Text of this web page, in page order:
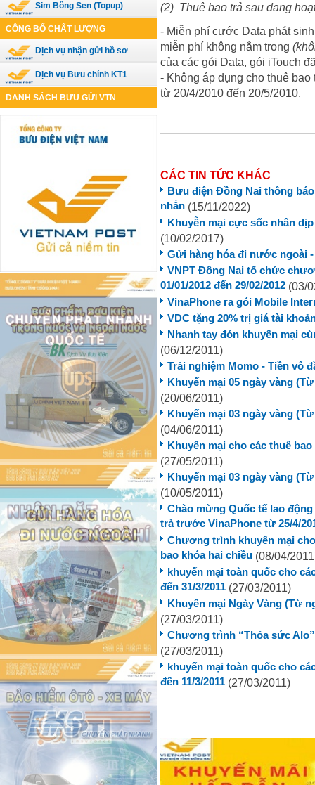
Sim Bông Sen (Topup)
CÔNG BỐ CHẤT LƯỢNG
Dịch vụ nhận gửi hồ sơ
Dịch vụ Bưu chính KT1
DANH SÁCH BƯU GỬI VTN
(2) Thuê bao trả sau đang
- Miễn phí cước Data phát
miễn phí không nằm trong
của các gói Data, gói iTouch
- Không áp dụng cho thuê
từ 20/4/2010 đến 20/5/2010.
CÁC TIN TỨC KHÁC
Bưu điện Đồng Nai thông
nhắn (15/11/2022)
Khuyễn mại cực sốc nhân
(10/02/2017)
Gửi hàng hóa đi nước ngoài
VNPT Đồng Nai tổ chức
01/01/2012 đến 29/02/2012 (03/
VinaPhone ra gói Mobile
VDC tặng 20% trị giá tài
Nhanh tay đón khuyến mại
(06/12/2011)
Trải nghiệm Momo - Tiền vô
Khuyến mại 05 ngày vàng
(20/06/2011)
Khuyến mại 03 ngày vàng
(04/06/2011)
Khuyến mại cho các thuê
(27/05/2011)
Khuyến mại 03 ngày vàng
(10/05/2011)
Chào mừng Quốc tế lao
trả trước VinaPhone từ 25/4/
Chương trình khuyến mại
bao khóa hai chiều (08/04/
khuyến mại toàn quốc cho
đến 31/3/2011 (27/03/2011)
Khuyến mại Ngày Vàng (Từ
(27/03/2011)
Chương trình “Thỏa sức
(27/03/2011)
khuyến mại toàn quốc cho
đến 11/3/2011 (27/03/2011)